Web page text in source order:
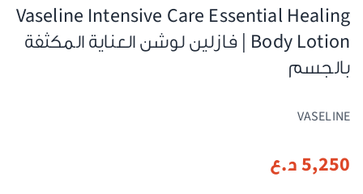
Vaseline Intensive Care Essential Healing
Body Lotion | فازلين لوشن العناية المكثفة
بالجسم
VASELINE
5,250د.ع